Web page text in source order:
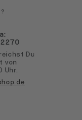
Du
von
Uhr.